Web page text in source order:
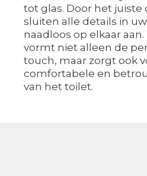
tot glas. Door het juiste
sluiten alle details in
naadloos op elkaar
vormt niet alleen de
touch, maar zorgt ook
comfortabele en
van het toilet.